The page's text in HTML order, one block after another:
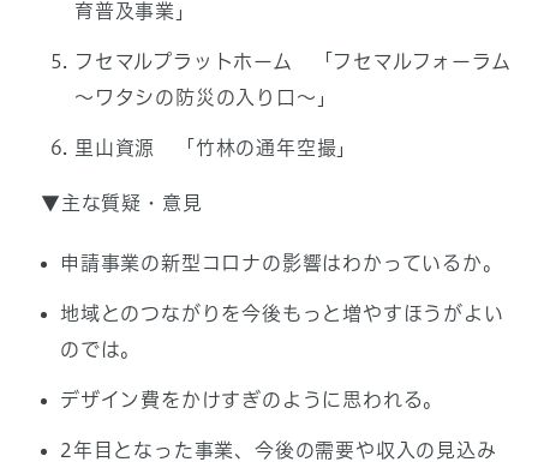
育普及事業」
フセマルプラットホーム 「フセマルフォーラム
～ワタシの防災の入り口～」
里山資源 「竹林の通年空撮」
▼主な質疑・意見
申請事業の新型コロナの影響はわかっているか。
地域とのつながりを今後もっと増やすほうがよい
のでは。
デザイン費をかけすぎのように思われる。
2年目となった事業、今後の需要や収入の見込み